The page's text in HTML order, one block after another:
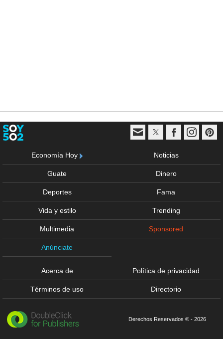
Economía Hoy Noticias
Guate Dinero
Deportes Fama
Vida y estilo Trending
Multimedia Sponsored
Anúnciate
Acerca de Política de privacidad
Términos de uso Directorio
Derechos Reservados © - 2026